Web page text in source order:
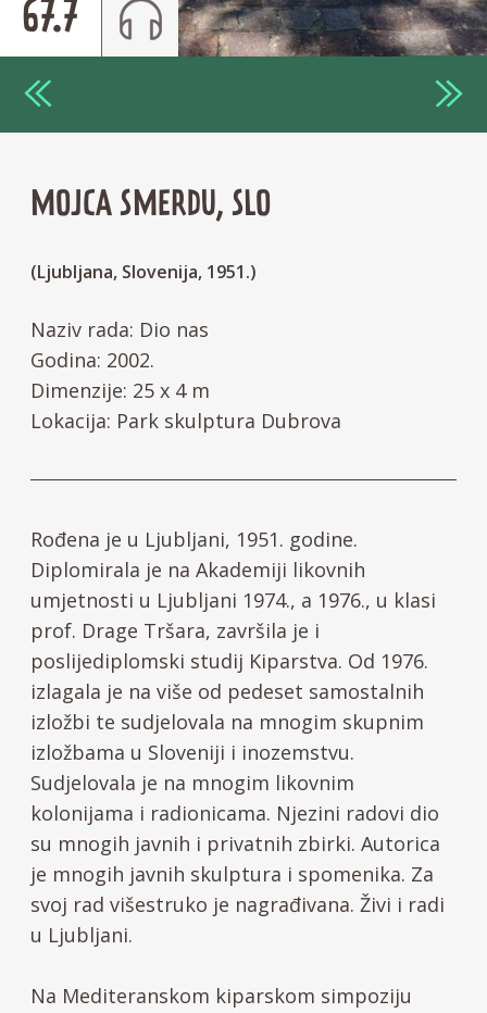
67.7
MOJCA SMERDU, SLO
(Ljubljana, Slovenija, 1951.)
Rođena je u Ljubljani, 1951. godine.
Diplomirala je na Akademiji likovnih
umjetnosti u Ljubljani 1974., a 1976., u klasi
prof. Drage Tršara, završila je i
poslijediplomski studij Kiparstva. Od 1976.
izlagala je na više od pedeset samostalnih
izložbi te sudjelovala na mnogim skupnim
izložbama u Sloveniji i inozemstvu.
Sudjelovala je na mnogim likovnim
kolonijama i radionicama. Njezini radovi dio
su mnogih javnih i privatnih zbirki. Autorica
je mnogih javnih skulptura i spomenika. Za
svoj rad višestruko je nagrađivana. Živi i radi
u Ljubljani.
Na Mediteranskom kiparskom simpoziju
Naziv rada: Dio nas
Godina: 2002.
Dimenzije: 25 x 4 m
Lokacija: Park skulptura Dubrova